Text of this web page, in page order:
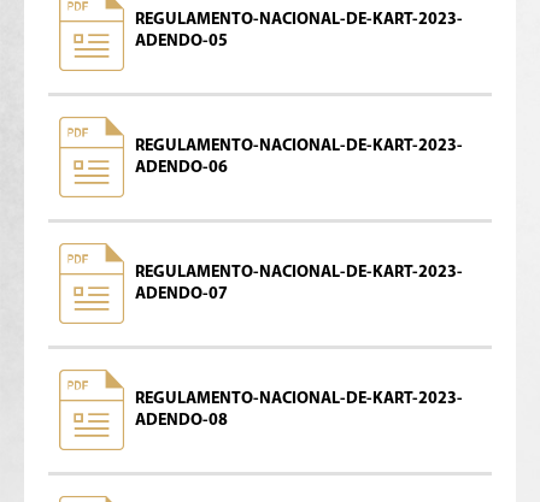
REGULAMENTO-NACIONAL-DE-KART-2023-
ADENDO-05
REGULAMENTO-NACIONAL-DE-KART-2023-
ADENDO-06
REGULAMENTO-NACIONAL-DE-KART-2023-
ADENDO-07
REGULAMENTO-NACIONAL-DE-KART-2023-
ADENDO-08